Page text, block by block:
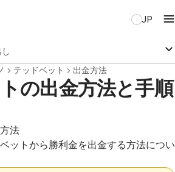
JP
テッドベット 出金方法
の出金方法と手順
ットから勝利金を出金する方法につい